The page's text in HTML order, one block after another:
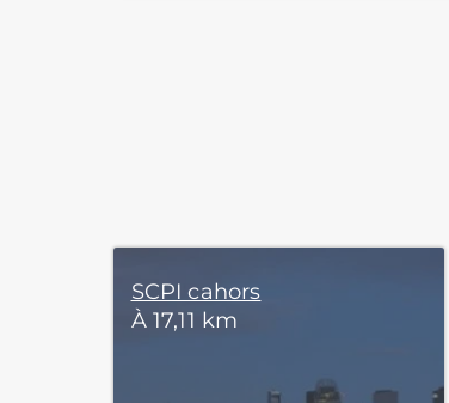
SCPI cahors
À 17,11 km